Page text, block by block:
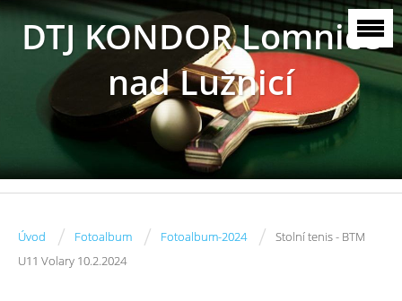
DTJ KONDOR Lomnice
nad Lužnicí
Úvod / Fotoalbum / Fotoalbum-2024 /
Stolní tenis - BTM
U11 Volary 10.2.2024